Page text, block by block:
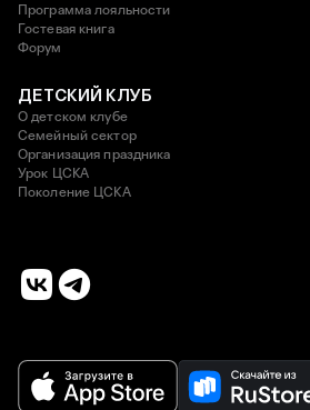
Программа лояльности
Гостевая книга
Форум
ДЕТСКИЙ КЛУБ
О детском клубе
Семейный сектор
Организация праздника
Урок ЦСКА
Поколение ЦСКА